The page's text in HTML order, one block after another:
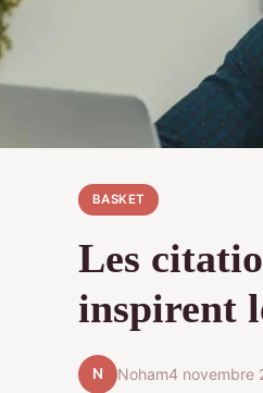
BASKET
Les
inspirent
N Noham4 novembre